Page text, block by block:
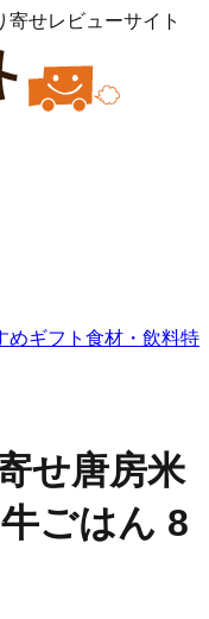
せレビューサイト
めギフト 食材・飲料特
せ唐房米
ごはん 8